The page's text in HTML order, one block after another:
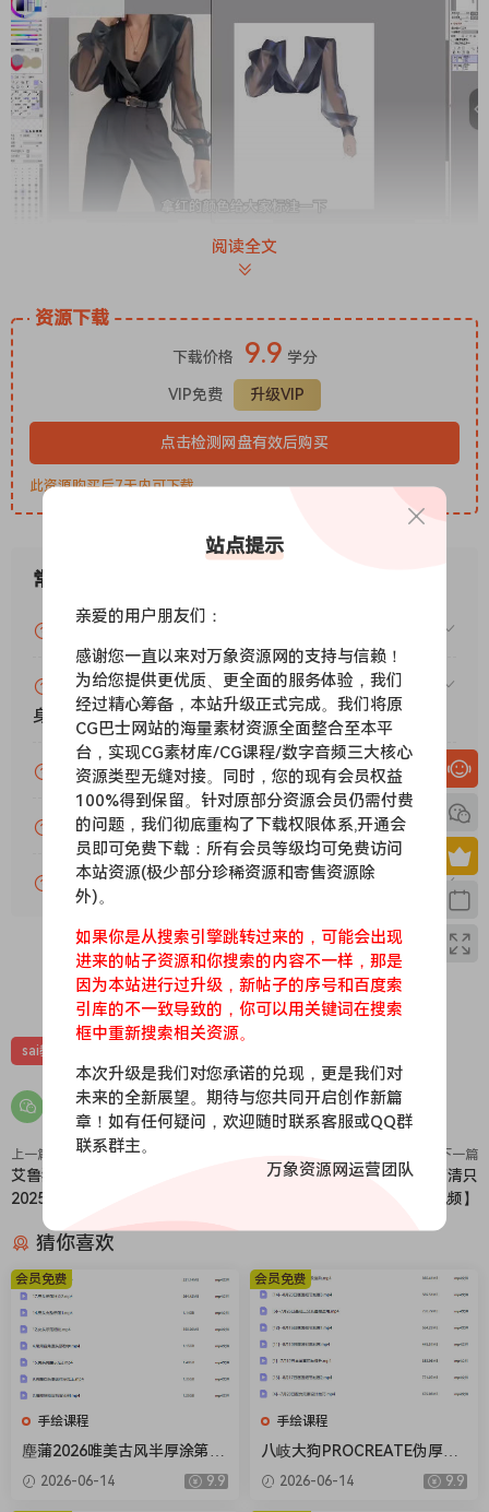
阅读全文
资源下载
下载价格 9.9 学分
VIP免费 升级VIP
点击检测网盘有效后购买
此资源购买后7天内可下载。
常见问题
VIP资源或免费资源能否做为商业用途？
赞助包月VIP（或包年VIP）后能升级包年（或终
身VIP）吗？
为什么付款了未开通VIP会员？
账号可以分享或者借给别人用吗？
VIP会员剩余时间查询？
0 0
sai教程
上一篇
艾鲁猫AI动态漫剧大师班
2025【画质不错有部分资料】
下一篇
睡觉团队AI漫剧2026【画质高清只
有视频】
猜你喜欢
手绘课程
塵蒲2026唯美古风半厚涂第5
期基础课【画质不错有课件笔
2026-06-14 9.9
会员免费
手绘课程
八岐大狗PROCREATE伪厚涂
风格进阶暑假特训营2025【画
2026-06-14 9.9
会员免费
站点提示
亲爱的用户朋友们：
感谢您一直以来对万象资源网的支持与信赖！
为给您提供更优质、更全面的服务体验，我们
经过精心筹备，本站升级正式完成。我们将原
CG巴士网站的海量素材资源全面整合至本平
台，实现CG素材库/CG课程/数字音频三大核心
资源类型无缝对接。同时，您的现有会员权益
100%得到保留。针对原部分资源会员仍需付费
的问题，我们彻底重构了下载权限体系,开通会
员即可免费下载：所有会员等级均可免费访问
本站资源(极少部分珍稀资源和寄售资源除
外)。
如果你是从搜索引擎跳转过来的，可能会出现
进来的帖子资源和你搜索的内容不一样，那是
因为本站进行过升级，新帖子的序号和百度索
引库的不一致导致的，你可以用关键词在搜索
框中重新搜索相关资源。
本次升级是我们对您承诺的兑现，更是我们对
未来的全新展望。期待与您共同开启创作新篇
章！如有任何疑问，欢迎随时联系客服或QQ群
联系群主。
万象资源网运营团队